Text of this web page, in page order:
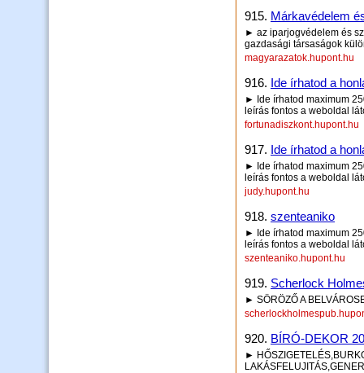
915. Márkavédelem
► az iparjogvédelem és
gazdasági társaságok
magyarazatok.hupont.hu
916. Ide írhatod a
► Ide írhatod maximum
leírás fontos a weboldal
fortunadiszkont.hupont.hu
917. Ide írhatod a
► Ide írhatod maximum
leírás fontos a weboldal
judy.hupont.hu
918. szenteaniko
► Ide írhatod maximum
leírás fontos a weboldal
szenteaniko.hupont.hu
919. Scherlock
► SÖRÖZŐ A
920. BÍRÓ-DEKOR
►